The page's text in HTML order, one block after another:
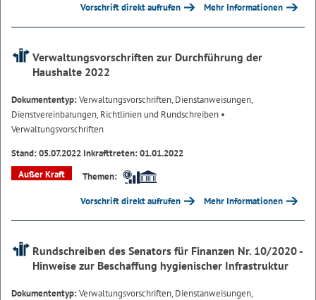
Vorschrift direkt aufrufen Mehr Informationen
Verwaltungsvorschriften zur Durchführung der
Haushalte 2022
Dokumententyp:Verwaltungsvorschriften, Dienstanweisungen,
Dienstvereinbarungen, Richtlinien und Rundschreiben •
Verwaltungsvorschriften
Stand: 05.07.2022 Inkrafttreten: 01.01.2022
Außer Kraft
Themen:
Vorschrift direkt aufrufen Mehr Informationen
Rundschreiben des Senators für Finanzen Nr. 10/2020 -
Hinweise zur Beschaffung hygienischer Infrastruktur
Dokumententyp:Verwaltungsvorschriften, Dienstanweisungen,